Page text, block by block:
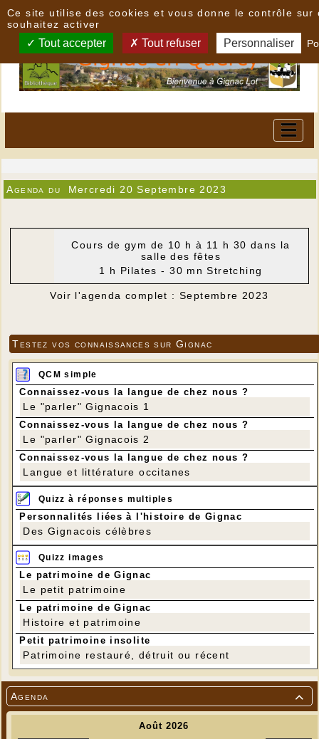

Agenda
Agenda du Mercredi 20 Septembre 2023
Cours de gym de 10 h à 11 h 30 dans la
salle des fêtes
1 h Pilates - 30 mn Stretching
Voir l'agenda complet : Septembre 2023
Testez vos connaissances sur Gignac
QCM simple
Connaissez-vous la langue de chez nous ?
Le "parler" Gignacois 1
Connaissez-vous la langue de chez nous ?
Le "parler" Gignacois 2
Connaissez-vous la langue de chez nous ?
Langue et littérature occitanes
Quizz à réponses multiples
Personnalités liées à l'histoire de Gignac
Des Gignacois célèbres
Quizz images
Le patrimoine de Gignac
Le petit patrimoine
Le patrimoine de Gignac
Histoire et patrimoine
Petit patrimoine insolite
Patrimoine restauré, détruit ou récent
Ce site utilise des cookies et vous donne le contrôle sur
souhaitez activer
Tout accepter Tout refuser Personnaliser